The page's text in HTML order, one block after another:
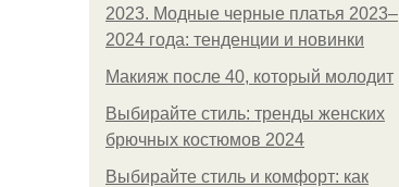
2023. Модные черные платья 2023–
2024 года: тенденции и новинки
Макияж после 40, который молодит
Выбирайте стиль: тренды женских
брючных костюмов 2024
Выбирайте стиль и комфорт: как